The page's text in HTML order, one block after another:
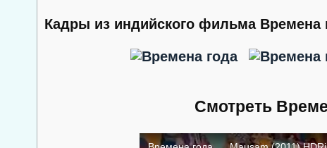
Кадры из индийского фильма Времена
Смотреть